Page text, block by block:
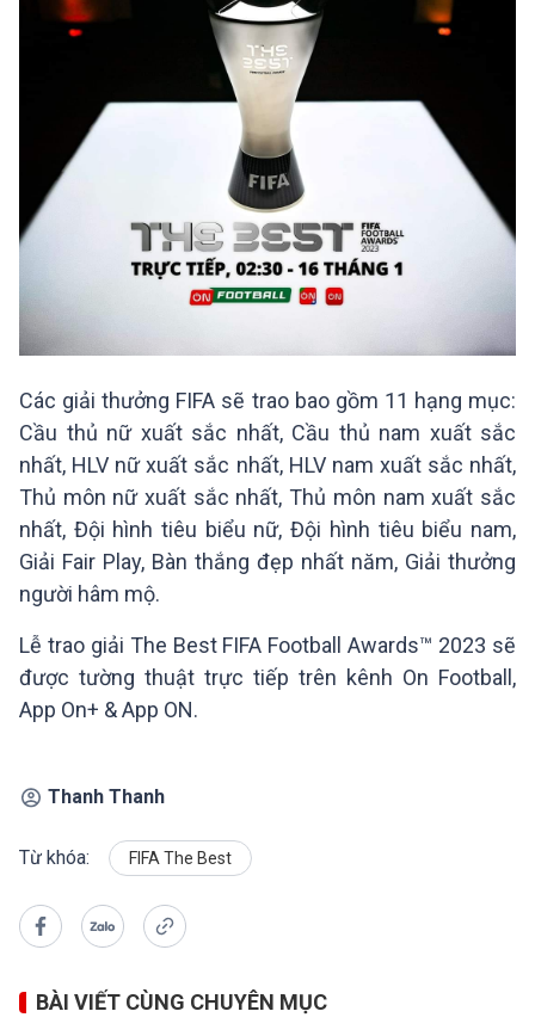
Các giải thưởng FIFA sẽ trao bao gồm 11 hạng mục:
Cầu thủ nữ xuất sắc nhất, Cầu thủ nam xuất sắc
nhất, HLV nữ xuất sắc nhất, HLV nam xuất sắc nhất,
Thủ môn nữ xuất sắc nhất, Thủ môn nam xuất sắc
nhất, Đội hình tiêu biểu nữ, Đội hình tiêu biểu nam,
Giải Fair Play, Bàn thắng đẹp nhất năm, Giải thưởng
người hâm mộ.
Lễ trao giải The Best FIFA Football Awards™ 2023 sẽ
được tường thuật trực tiếp trên kênh On Football,
App On+ & App ON.
Thanh Thanh
Từ khóa: FIFA The Best
BÀI VIẾT CÙNG CHUYÊN MỤC